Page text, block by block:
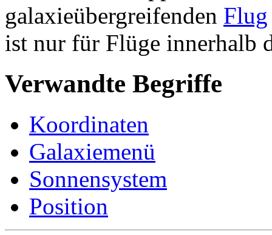
galaxieübergreifenden Flug
ist nur für Flüge innerhalb
Verwandte Begriffe
Koordinaten
Galaxiemenü
Sonnensystem
Position